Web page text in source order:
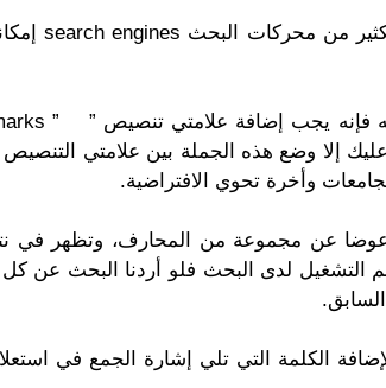
عليك إلا وضع هذه الجملة بين علامتي
وأخرة تحوي الافتراضية.
عوضا عن مجموعة من المحارف، وتظهر في
الكلمة التي تلي إشارة الجمع في